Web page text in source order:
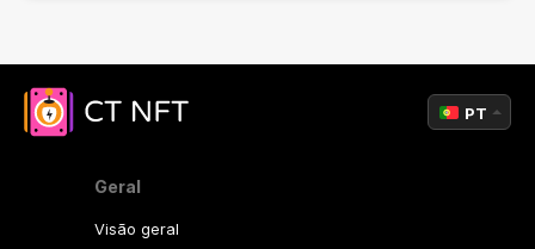
Geral
Visão geral
PT